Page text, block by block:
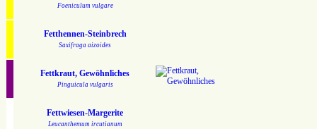
Foeniculum vulgare
Fetthennen-Steinbrech
Saxifraga aizoides
Fettkraut, Gewöhnliches
Pinguicula vulgaris
Fettwiesen-Margerite
Leucanthemum ircutianum